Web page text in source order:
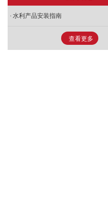
水利产品安装指南
查看更多